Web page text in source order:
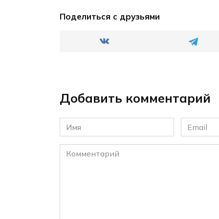
Поделиться с друзьями
Добавить комментарий
Имя
*
Email
*
Комментарий